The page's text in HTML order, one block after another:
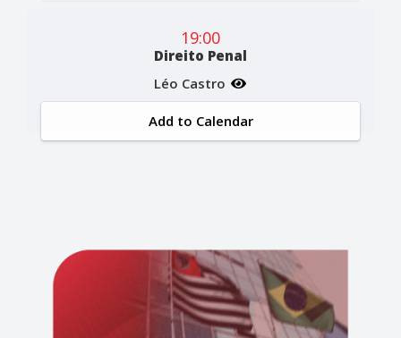
19:00
Direito Penal
Léo Castro
Add to Calendar